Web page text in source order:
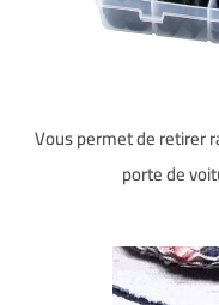
Vous permet de retirer
porte de